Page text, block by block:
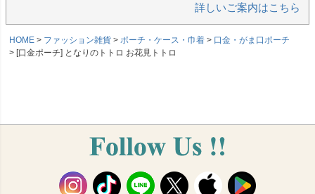
詳しいご案内はこちら
HOME ファッション雑貨 ポーチ・ケース・巾着
口金・がま口ポーチ
[口金ポーチ] となりのトトロ お花見トトロ